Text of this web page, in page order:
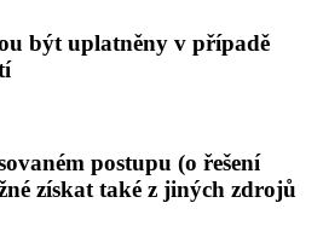
být uplatněny v případě
postupu (o řešení
získat také z jiných zdrojů